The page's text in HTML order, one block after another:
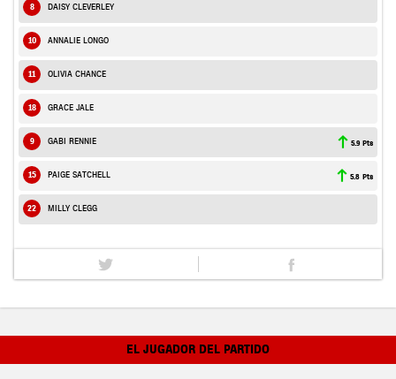
8 DAISY CLEVERLEY
10 ANNALIE LONGO
11 OLIVIA CHANCE
18 GRACE JALE
9 GABI RENNIE 5.9 Pts
15 PAIGE SATCHELL 5.8 Pts
22 MILLY CLEGG
EL JUGADOR DEL PARTIDO